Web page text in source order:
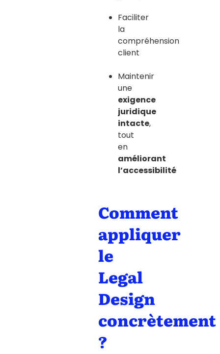
Faciliter
la
compréhension
client
Maintenir
une
exigence
juridique
intacte,
tout
en
améliorant
l’accessibilité
Comment
appliquer
le
Legal
Design
concrètement
?